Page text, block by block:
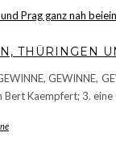
THÜRINGEN
GEWINNE,
Kaempfert; 3.